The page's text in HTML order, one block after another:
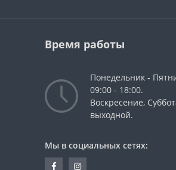
Время работы
Понедельник -
09:00 - 18:00.
Воскресение,
выходной.
Мы в социальных сетях: